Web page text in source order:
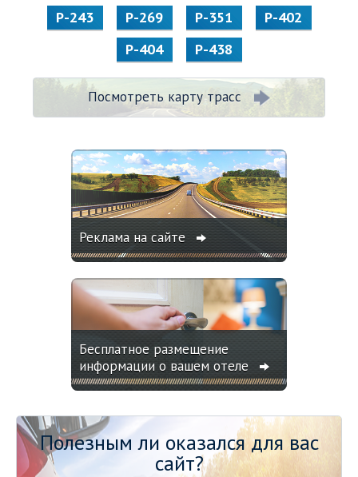
Р-243
Р-269 Р-351
Р-402
Р-404
Р-438
Посмотреть карту трасс
Реклама на сайте
Бесплатное размещение
информации о вашем отеле
Полезным ли оказался для вас
сайт?